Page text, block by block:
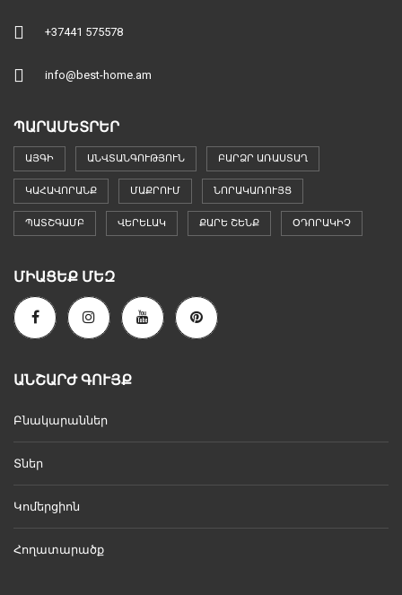
+37441 575578
info@best-home.am
ՊԱՐԱՄԵՏՐԵՐ
ԱՅԳԻ ԱՆՎՏԱՆԳՈՒԹՅՈՒՆ ԲԱՐՁՐ ԱՌԱՍՏԱՂ
ԿԱՀԱՎՈՐԱՆՔ ՄԱՔՐՈՒՄ ՆՈՐԱԿԱՌՈՒՅՑ
ՊԱՏՇԳԱՄԲ ՎԵՐԵԼԱԿ ՔԱՐԵ ՇԵՆՔ ՕԴՈՐԱԿԻՉ
ՄԻԱՑԵՔ ՄԵԶ
ԱՆՇԱՐԺ ԳՈՒՅՔ
Բնակարաններ
Տներ
Կոմերցիոն
Հողատարածք